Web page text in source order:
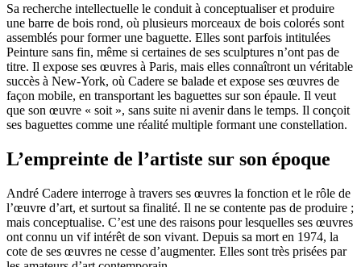
Sa recherche intellectuelle le conduit à conceptualiser et produire
une barre de bois rond, où plusieurs morceaux de bois colorés sont
assemblés pour former une baguette. Elles sont parfois intitulées
Peinture sans fin, même si certaines de ses sculptures n’ont pas de
titre. Il expose ses œuvres à Paris, mais elles connaîtront un véritable
succès à New-York, où Cadere se balade et expose ses œuvres de
façon mobile, en transportant les baguettes sur son épaule. Il veut
que son œuvre « soit », sans suite ni avenir dans le temps. Il conçoit
ses baguettes comme une réalité multiple formant une constellation.
L’empreinte de l’artiste sur son époque
André Cadere interroge à travers ses œuvres la fonction et le rôle de
l’œuvre d’art, et surtout sa finalité. Il ne se contente pas de produire ;
mais conceptualise. C’est une des raisons pour lesquelles ses œuvres
ont connu un vif intérêt de son vivant. Depuis sa mort en 1974, la
cote de ses œuvres ne cesse d’augmenter. Elles sont très prisées par